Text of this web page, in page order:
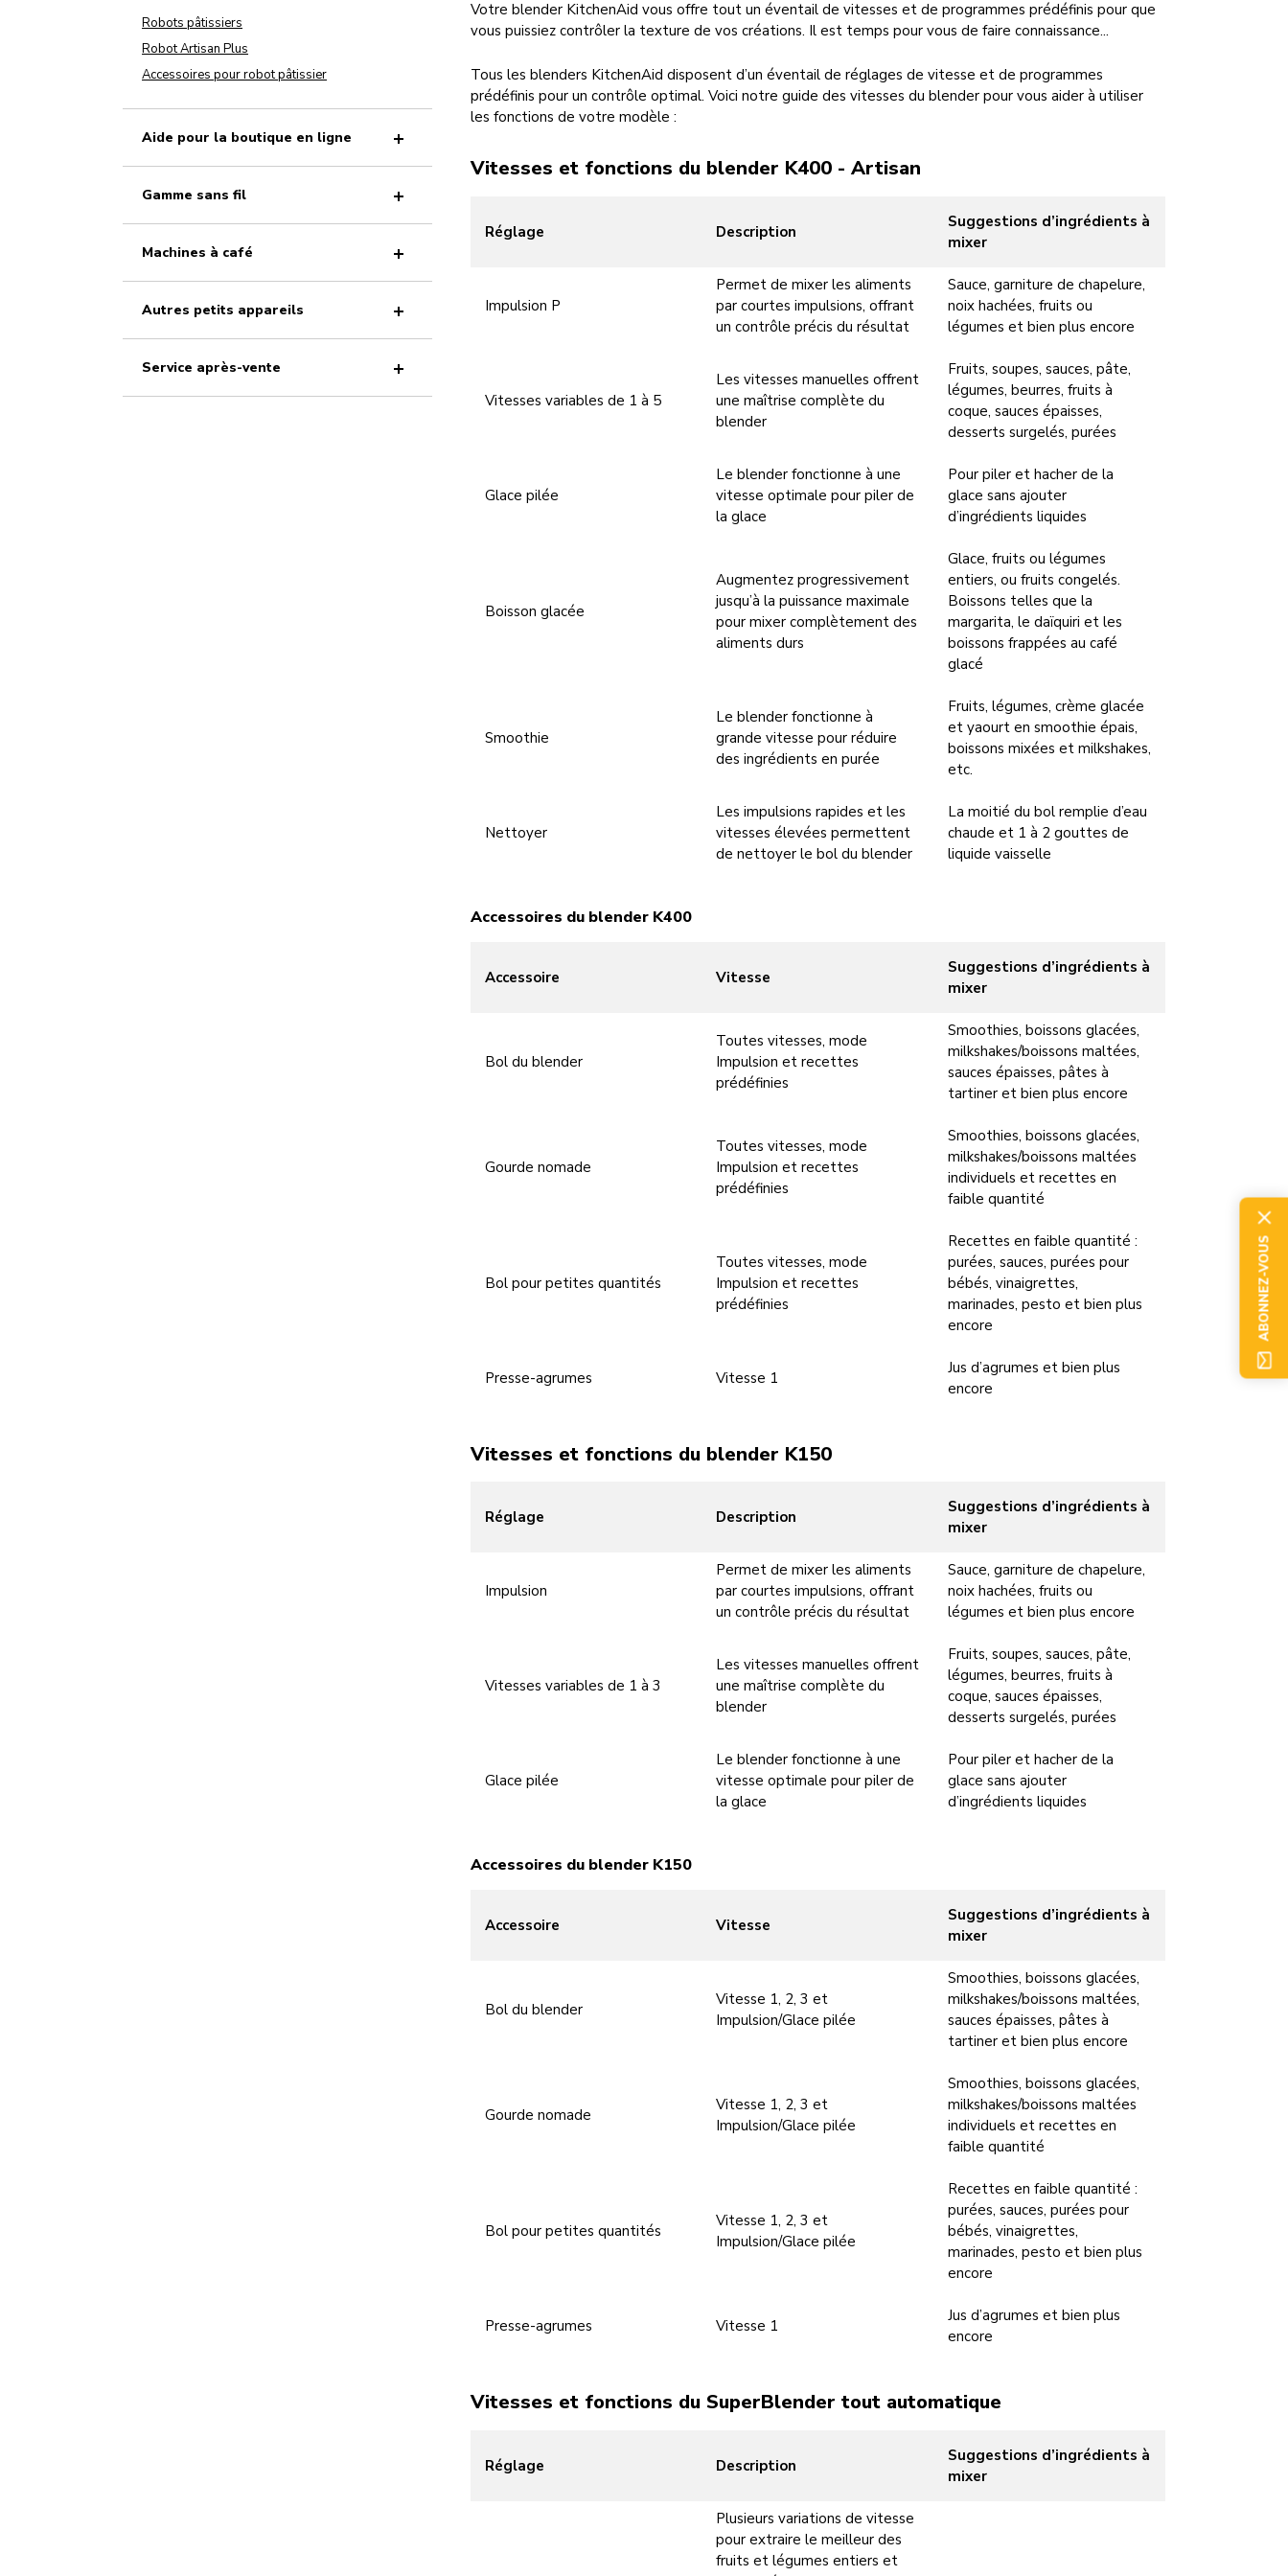
Votre blender KitchenAid vous offre tout un éventail de vitesses et de programmes prédéfinis pour que
vous puissiez contrôler la texture de vos créations. Il est temps pour vous de faire connaissance...
Tous les blenders KitchenAid disposent d’un éventail de réglages de vitesse et de programmes
prédéfinis pour un contrôle optimal. Voici notre guide des vitesses du blender pour vous aider à utiliser
les fonctions de votre modèle :
Vitesses et fonctions du blender K400 - Artisan
Réglage Description
Suggestions d’ingrédients à
mixer
Impulsion P
Permet de mixer les aliments
par courtes impulsions, offrant
un contrôle précis du résultat
Sauce, garniture de chapelure,
noix hachées, fruits ou
légumes et bien plus encore
Vitesses variables de 1 à 5
Les vitesses manuelles offrent
une maîtrise complète du
blender
Fruits, soupes, sauces, pâte,
légumes, beurres, fruits à
coque, sauces épaisses,
desserts surgelés, purées
Glace pilée
Le blender fonctionne à une
vitesse optimale pour piler de
la glace
Pour piler et hacher de la
glace sans ajouter
d’ingrédients liquides
Boisson glacée
Augmentez progressivement
jusqu’à la puissance maximale
pour mixer complètement des
aliments durs
Glace, fruits ou légumes
entiers, ou fruits congelés.
Boissons telles que la
margarita, le daïquiri et les
boissons frappées au café
glacé
Smoothie
Le blender fonctionne à
grande vitesse pour réduire
des ingrédients en purée
Fruits, légumes, crème glacée
et yaourt en smoothie épais,
boissons mixées et milkshakes,
etc.
Nettoyer
Les impulsions rapides et les
vitesses élevées permettent
de nettoyer le bol du blender
La moitié du bol remplie d’eau
chaude et 1 à 2 gouttes de
liquide vaisselle
Accessoires du blender K400
Accessoire Vitesse
Suggestions d’ingrédients à
mixer
Bol du blender
Toutes vitesses, mode
Impulsion et recettes
prédéfinies
Smoothies, boissons glacées,
milkshakes/boissons maltées,
sauces épaisses, pâtes à
tartiner et bien plus encore
Gourde nomade
Toutes vitesses, mode
Impulsion et recettes
prédéfinies
Smoothies, boissons glacées,
milkshakes/boissons maltées
individuels et recettes en
faible quantité
Bol pour petites quantités
Toutes vitesses, mode
Impulsion et recettes
prédéfinies
Recettes en faible quantité :
purées, sauces, purées pour
bébés, vinaigrettes,
marinades, pesto et bien plus
encore
Presse-agrumes Vitesse 1
Jus d’agrumes et bien plus
encore
Vitesses et fonctions du blender K150
Réglage Description
Suggestions d’ingrédients à
mixer
Impulsion
Permet de mixer les aliments
par courtes impulsions, offrant
un contrôle précis du résultat
Sauce, garniture de chapelure,
noix hachées, fruits ou
légumes et bien plus encore
Vitesses variables de 1 à 3
Les vitesses manuelles offrent
une maîtrise complète du
blender
Fruits, soupes, sauces, pâte,
légumes, beurres, fruits à
coque, sauces épaisses,
desserts surgelés, purées
Glace pilée
Le blender fonctionne à une
vitesse optimale pour piler de
la glace
Pour piler et hacher de la
glace sans ajouter
d’ingrédients liquides
Accessoires du blender K150
Accessoire Vitesse
Suggestions d’ingrédients à
mixer
Bol du blender
Vitesse 1, 2, 3 et
Impulsion/Glace pilée
Smoothies, boissons glacées,
milkshakes/boissons maltées,
sauces épaisses, pâtes à
tartiner et bien plus encore
Gourde nomade
Vitesse 1, 2, 3 et
Impulsion/Glace pilée
Smoothies, boissons glacées,
milkshakes/boissons maltées
individuels et recettes en
faible quantité
Bol pour petites quantités
Vitesse 1, 2, 3 et
Impulsion/Glace pilée
Recettes en faible quantité :
purées, sauces, purées pour
bébés, vinaigrettes,
marinades, pesto et bien plus
encore
Presse-agrumes Vitesse 1
Jus d’agrumes et bien plus
encore
Vitesses et fonctions du SuperBlender tout automatique
Réglage Description
Suggestions d’ingrédients à
mixer
Plusieurs variations de vitesse
pour extraire le meilleur des
fruits et légumes entiers et
Robots pâtissiers
Robot Artisan Plus
Accessoires pour robot pâtissier
Aide pour la boutique en ligne
Gamme sans fil
Machines à café
Autres petits appareils
Service après-vente
ABONNEZ-VOUS